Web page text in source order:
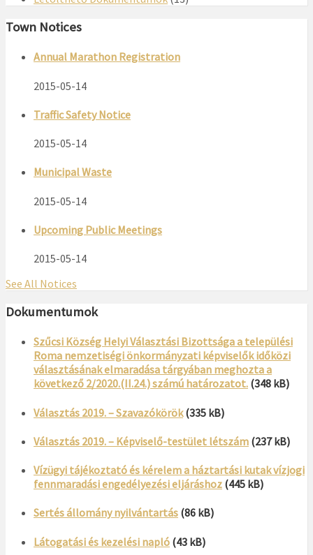
Town Notices
Annual Marathon Registration
2015-05-14
Traffic Safety Notice
2015-05-14
Municipal Waste
2015-05-14
Upcoming Public Meetings
2015-05-14
See All Notices
Dokumentumok
Szűcsi Község Helyi Választási Bizottsága a települési
Roma nemzetiségi önkormányzati képviselők időközi
választásának elmaradása tárgyában meghozta a
következő 2/2020.(II.24.) számú határozatot. (348 kB)
Választás 2019. – Szavazókörök (335 kB)
Választás 2019. – Képviselő-testület létszám (237 kB)
Vízügyi tájékoztató és kérelem a háztartási kutak vízjogi
fennmaradási engedélyezési eljáráshoz (445 kB)
Sertés állomány nyilvántartás (86 kB)
Látogatási és kezelési napló (43 kB)